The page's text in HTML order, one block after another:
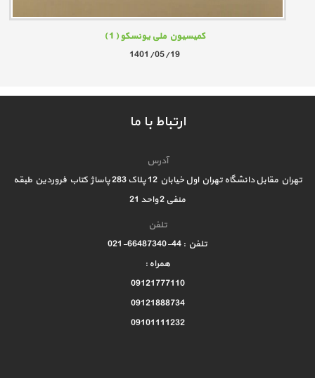
کمیسیون ملی یونسکو( 1 )
1401/05/19
ارتباط با ما
آدرس
تهران مقابل دانشگاه تهران اول خیابان 12 پلاک 283 پاساژ کتاب فروردین طبقه
منفی 2 واحد 21
تلفن
تلفن : 44-66487340-021
همراه :
09121777110
09121888734
09101111232